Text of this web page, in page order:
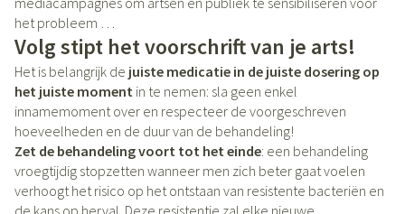
het probleem …
Volg stipt het voorschrift van je arts!
Het is belangrijk de juiste medicatie in de juiste dosering op
het juiste moment in te nemen: sla geen enkel
innamemoment over en respecteer de voorgeschreven
hoeveelheden en de duur van de behandeling!
Zet de behandeling voort tot het einde: een behandeling
vroegtijdig stopzetten wanneer men zich beter gaat voelen
verhoogt het risico op het ontstaan van resistente bacteriën en